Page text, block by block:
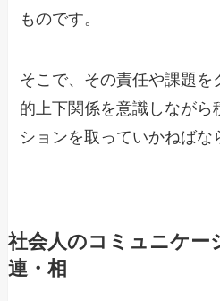
ものです。
そこで、その責任や課題を
的上下関係を意識しながら
ションを取っていかねばな
社会人のコミュニケー
連・相